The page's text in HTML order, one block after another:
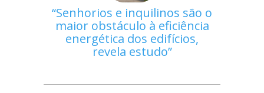
Senhorios e inquilinos são o
maior obstáculo à eficiência
energética dos edifícios,
revela estudo